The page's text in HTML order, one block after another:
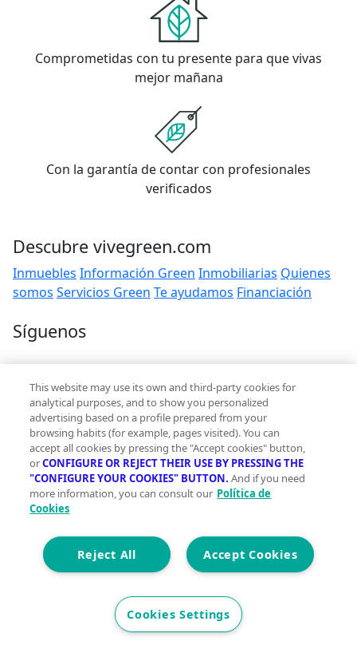
Comprometidas con tu presente para que vivas
mejor mañana
Con la garantía de contar con profesionales
verificados
Descubre vivegreen.com
Inmuebles Información Green Inmobiliarias Quienes
somos Servicios Green Te ayudamos Financiación
Síguenos
Contacto
hola@vivegreen.com
Aviso Legal
Condiciones de uso
Politica de privacidad
Política de cookies
Accesibilidad
© 2026 Vivegreen - Todos los derechos reservados - UCI
SERVICIOS PARA PROFESIONALES INMOBILIARIOS, S.A.U
This website may use its own and third-party cookies for
analytical purposes, and to show you personalized
advertising based on a profile prepared from your
browsing habits (for example, pages visited). You can
accept all cookies by pressing the "Accept cookies" button,
orCONFIGURE OR REJECT THEIR USE BY PRESSING THE
"CONFIGURE YOUR COOKIES" BUTTON. And if you need
more information, you can consult our Política de
Cookies
Accept Cookies
Reject All
Cookies Settings